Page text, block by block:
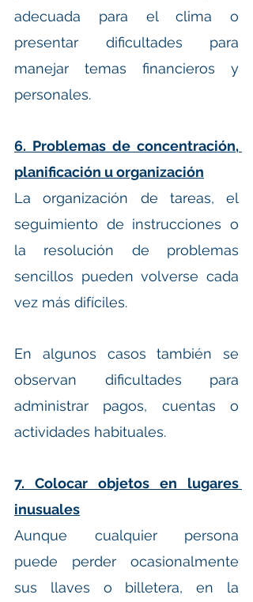
adecuada para el clima o
presentar dificultades para
manejar temas financieros y
personales.
6. Problemas de concentración,
planificación u organización
La organización de tareas, el
seguimiento de instrucciones o
la resolución de problemas
sencillos pueden volverse cada
vez más difíciles.
En algunos casos también se
observan dificultades para
administrar pagos, cuentas o
actividades habituales.
7. Colocar objetos en lugares
inusuales
Aunque cualquier persona
puede perder ocasionalmente
sus llaves o billetera, en la